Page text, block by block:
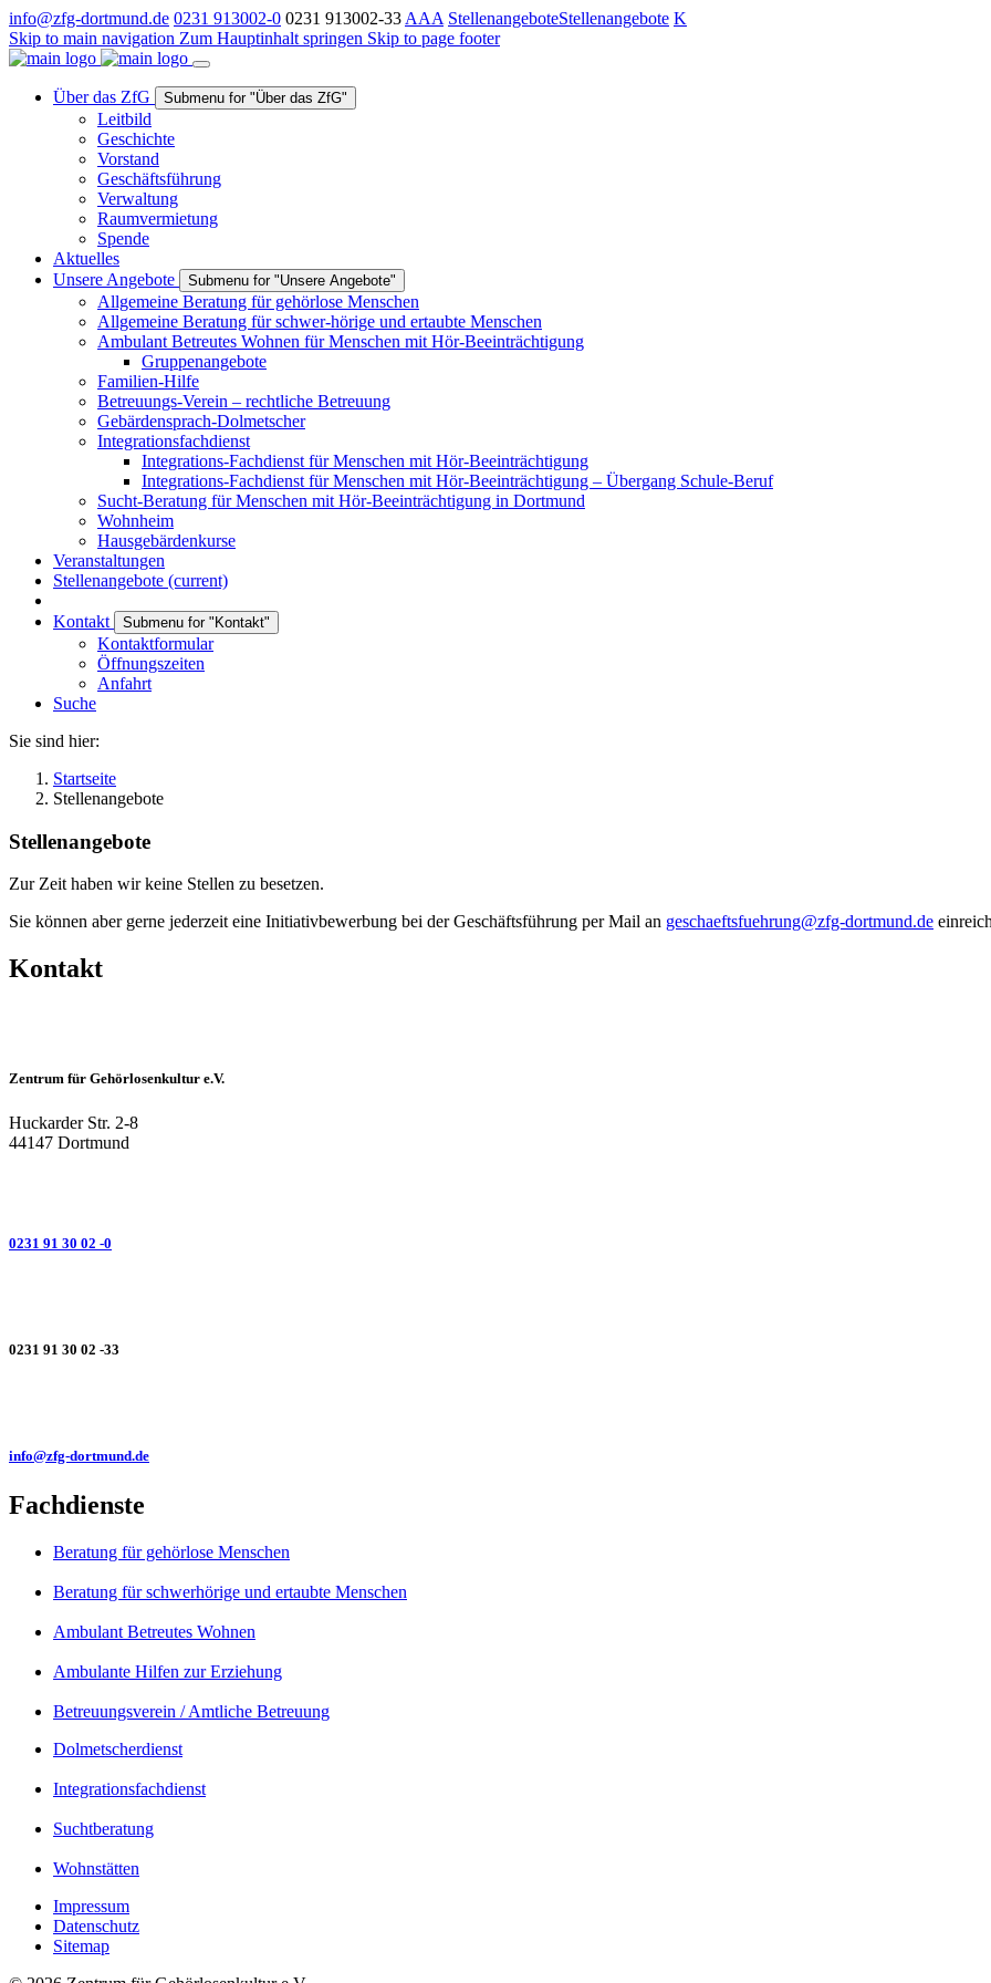
info@zfg-dortmund.de 0231 913002-0 0231 913002-33 AAA StellenangeboteStellenangebote K
Skip to main navigation Zum Hauptinhalt springen Skip to page footer
Über das ZfG Submenu for "Über das ZfG"
Leitbild
Geschichte
Vorstand
Geschäftsführung
Verwaltung
Raumvermietung
Spende
Aktuelles
Unsere Angebote
Submenu for "Unsere Angebote"
Allgemeine Beratung für gehörlose Menschen
Allgemeine Beratung für schwer-hörige und ertaubte Menschen
Ambulant Betreutes Wohnen für Menschen mit Hör-Beeinträchtigung
Gruppenangebote
Familien-Hilfe
Betreuungs-Verein – rechtliche Betreuung
Gebärdensprach-Dolmetscher
Integrationsfachdienst
Integrations-Fachdienst für Menschen mit Hör-Beeinträchtigung
Integrations-Fachdienst für Menschen mit Hör-Beeinträchtigung – Übergang Schule-Beruf
Sucht-Beratung für Menschen mit Hör-Beeinträchtigung in Dortmund
Wohnheim
Hausgebärdenkurse
Veranstaltungen
Stellenangebote (current)
Kontakt Submenu for "Kontakt"
Kontaktformular
Öffnungszeiten
Anfahrt
Suche
Sie sind hier:
Startseite
Stellenangebote
Stellenangebote
Zur Zeit haben wir keine Stellen zu besetzen.
Sie können aber gerne jederzeit eine Initiativbewerbung bei der Geschäftsführung per Mail an geschaeftsfuehrung@zfg-dortmund.de
Kontakt
Zentrum für Gehörlosenkultur e.V.
Huckarder Str. 2-8
44147 Dortmund
0231 91 30 02 -0
0231 91 30 02 -33
info@zfg-dortmund.de
Fachdienste
Beratung für gehörlose Menschen
Beratung für schwerhörige und ertaubte Menschen
Ambulant Betreutes Wohnen
Ambulante Hilfen zur Erziehung
Betreuungsverein / Amtliche Betreuung
Dolmetscherdienst
Integrationsfachdienst
Suchtberatung
Wohnstätten
Impressum
Datenschutz
Sitemap